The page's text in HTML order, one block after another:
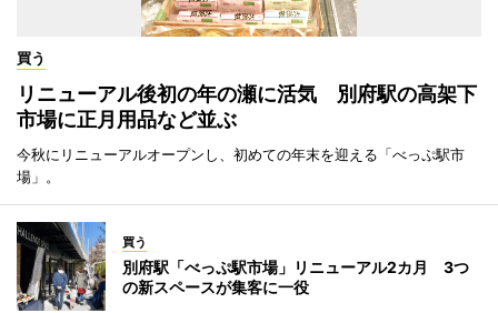
買う
リニューアル後初の年の瀬に活気 別府駅の高架下
市場に正月用品など並ぶ
今秋にリニューアルオープンし、初めての年末を迎える「べっぷ駅市
場」。
買う
別府駅「べっぷ駅市場」リニューアル2カ月 3つ
の新スペースが集客に一役